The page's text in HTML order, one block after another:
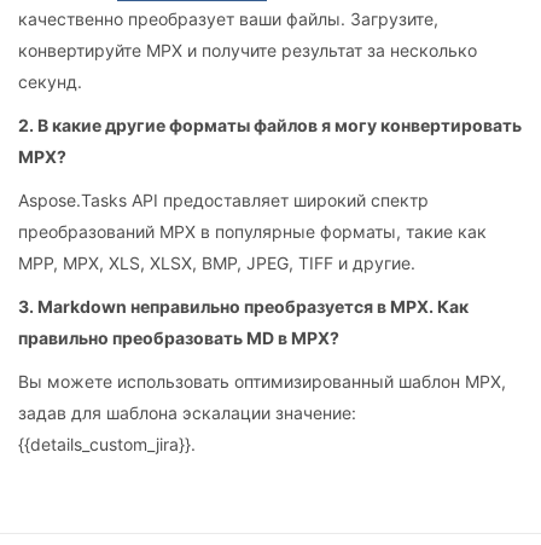
качественно преобразует ваши файлы. Загрузите,
конвертируйте MPX и получите результат за несколько
секунд.
2. В какие другие форматы файлов я могу конвертировать
MPX?
Aspose.Tasks API предоставляет широкий спектр
преобразований MPX в популярные форматы, такие как
MPP, MPX, XLS, XLSX, BMP, JPEG, TIFF и другие.
3. Markdown неправильно преобразуется в MPX. Как
правильно преобразовать MD в MPX?
Вы можете использовать оптимизированный шаблон MPX,
задав для шаблона эскалации значение:
{{details_custom_jira}}.